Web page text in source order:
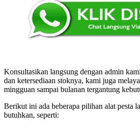
Konsultasikan langsung dengan admin
dan ketersediaan stoknya, kami juga
mingguan sampai bulanan tergantung
Berikut ini ada beberapa pilihan alat pesta
butuhkan, seperti: